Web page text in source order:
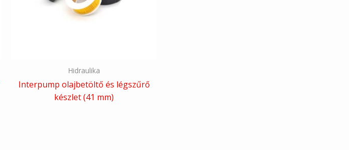
Hidraulika
Interpump olajbetöltő és légszűrő
készlet (41 mm)